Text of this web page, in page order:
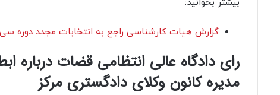
بیشتر بخوانید:
گزارش هیات کارشناسی راجع به انتخابات مجدد دوره
رای دادگاه عالی انتظامی قضات
مدیره کانون وکلای دادگستری مرکز